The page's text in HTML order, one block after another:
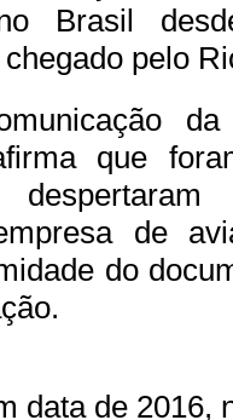
no Brasil
pelo
que
de
do
data de 2016,